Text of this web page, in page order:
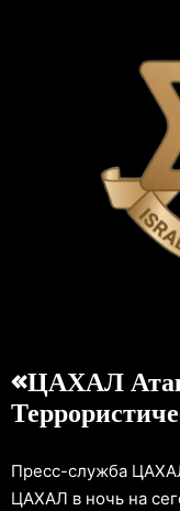
«ЦАХАЛ
Пресс-служба
ЦАХАЛ в ночь на